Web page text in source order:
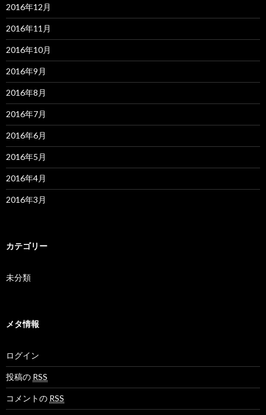
2016年12月
2016年11月
2016年10月
2016年9月
2016年8月
2016年7月
2016年6月
2016年5月
2016年4月
2016年3月
カテゴリー
未分類
メタ情報
ログイン
投稿の RSS
コメントの RSS